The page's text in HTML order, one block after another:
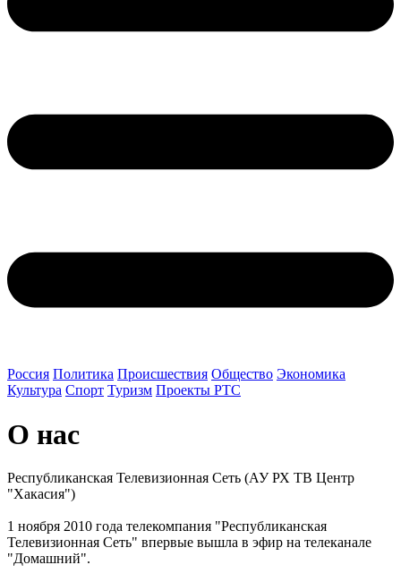
Россия Политика Происшествия Общество Экономика
Культура Спорт Туризм Проекты РТС
О нас
Республиканская Телевизионная Сеть (АУ РХ ТВ Центр
"Хакасия")
1 ноября 2010 года телекомпания "Республиканская
Телевизионная Сеть" впервые вышла в эфир на телеканале
"Домашний".